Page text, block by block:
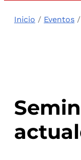
Inicio / Eventos